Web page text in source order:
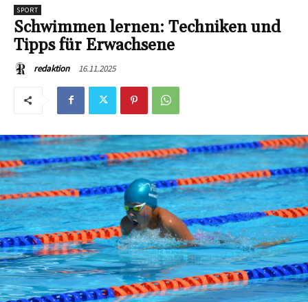
SPORT
Schwimmen lernen: Techniken und
Tipps für Erwachsene
redaktion 16.11.2025